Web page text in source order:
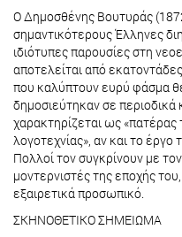
Ο Δημοσθένης Βουτυράς
σημαντικότερους Έλληνες
ιδιότυπες παρουσίες στη
αποτελείται από
που καλύπτουν ευρύ φάσμα
δημοσιεύτηκαν σε
χαρακτηρίζεται ως
λογοτεχνίας», αν και το
Πολλοί τον συγκρίνουν με
μοντερνιστές της εποχής
εξαιρετικά προσωπικό.
ΣΚΗΝΟΘΕΤΙΚΟ ΣΗΜΕΙΩΜΑ